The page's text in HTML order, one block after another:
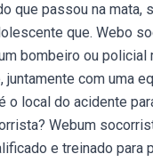
que passou na mata,
que. Webo
bombeiro ou policial
juntamente com uma
o local do acidente
Webum
e treinado para